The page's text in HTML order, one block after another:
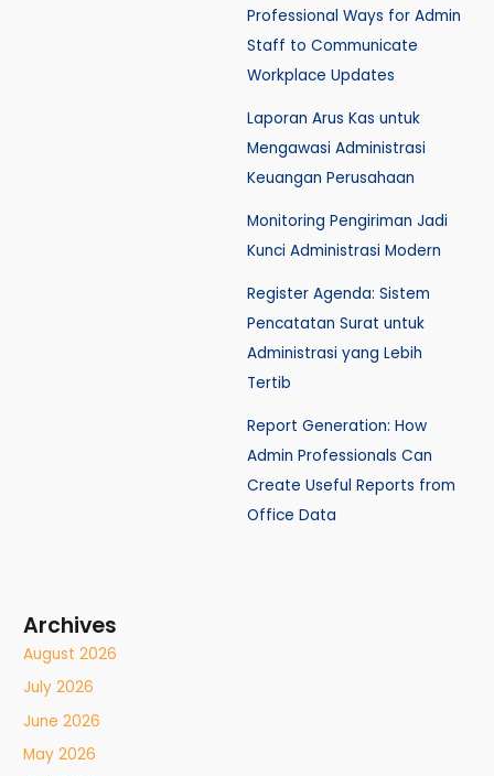
Professional Ways for Admin
Staff to Communicate
Workplace Updates
Laporan Arus Kas untuk
Mengawasi Administrasi
Keuangan Perusahaan
Monitoring Pengiriman Jadi
Kunci Administrasi Modern
Register Agenda: Sistem
Pencatatan Surat untuk
Administrasi yang Lebih
Tertib
Report Generation: How
Admin Professionals Can
Create Useful Reports from
Office Data
Archives
August 2026
July 2026
June 2026
May 2026